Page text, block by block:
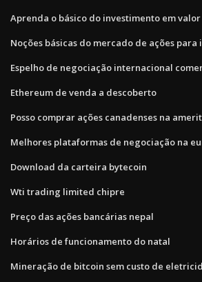
Aprenda o básico do investimento em valor
Noções básicas do mercado de ações
Espelho de negociação internacional
Ethereum de venda a descoberto
Posso comprar ações canadenses na
Melhores plataformas de negociação na
Download da carteira bytecoin
Wti trading limited chipre
Preço das ações bancárias nepal
Horários de funcionamento do natal
Mineração de bitcoin sem custo de